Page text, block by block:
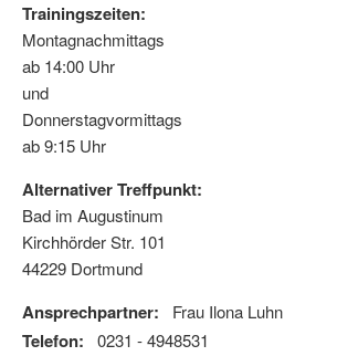
Trainingszeiten:
Montagnachmittags
ab 14:00 Uhr
und
Donnerstagvormittags
ab 9:15 Uhr
Alternativer Treffpunkt:
Bad im Augustinum
Kirchhörder Str. 101
44229 Dortmund
Ansprechpartner: Frau Ilona Luhn
Telefon: 0231 - 4948531